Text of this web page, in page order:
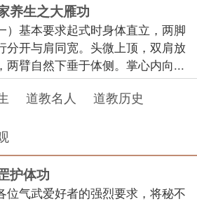
养生之大雁功
）基本要求起式时身体直立，两脚
分开与肩同宽。头微上顶，双肩放
两臂自然下垂于体侧。掌心内向...
道教名人 道教历史
护体功
位气武爱好者的强烈要求，将秘不